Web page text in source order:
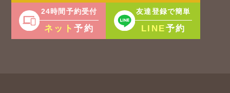
24時間予約受付
ネット予約
友達登録で簡単
LINE予約